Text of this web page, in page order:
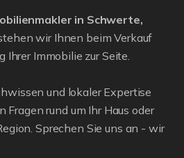
in Schwerte,
wir Ihnen beim Verkauf
Ihrer Immobilie zur Seite.
und lokaler Expertise
Fragen rund um Ihr Haus oder
Sprechen Sie uns an - wir